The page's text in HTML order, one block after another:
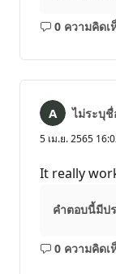
0 ความคิดเ
ไม่มี
ไม่ระบุชื่
5 เม.ย. 2565
It really
คำตอบนี้มีป
0 ความคิดเ
ไม่มี